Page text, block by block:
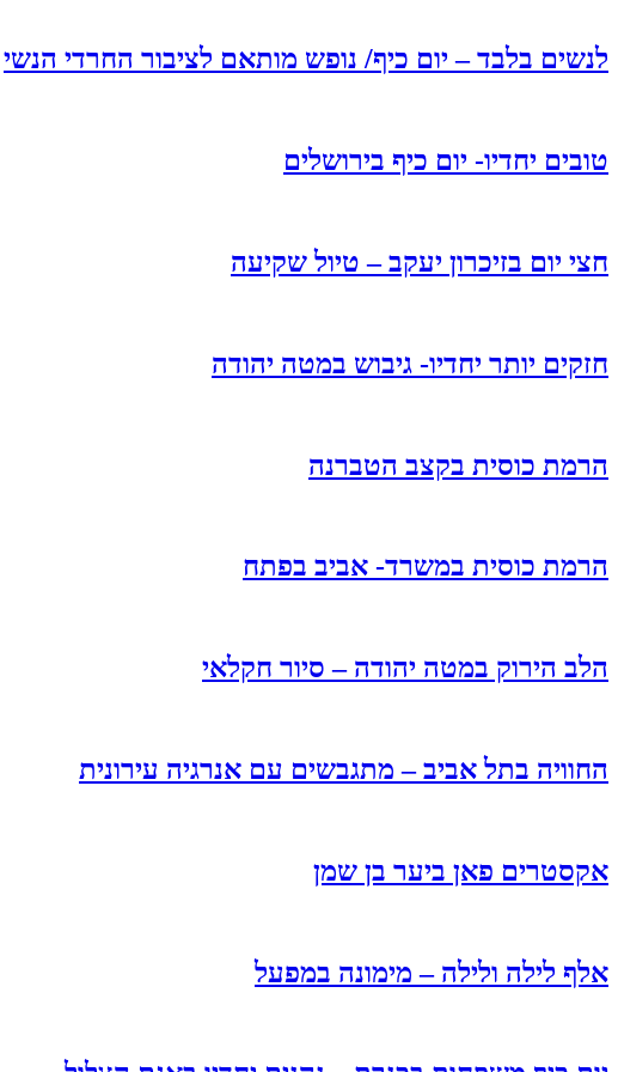
לנשים בלבד – יום כיף/ נופש מותאם לציבור החרדי הנשי
טובים יחדיו- יום כיף בירושלים
חצי יום בזיכרון יעקב – טיול שקיעה
חזקים יותר יחדיו- גיבוש במטה יהודה
הרמת כוסית בקצב הטברנה
הרמת כוסית במשרד- אביב בפתח
הלב הירוק במטה יהודה – סיור חקלאי
החוויה בתל אביב – מתגבשים עם אנרגיה עירונית
אקסטרים פאן ביער בן שמן
אלף לילה ולילה – מימונה במפעל